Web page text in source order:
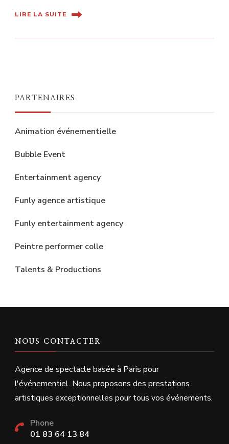
LIRE LA SUITE
PARTENAIRES
Animation événementielle
Bubble Event
Entertainment agency
Funly agence artistique
Funly entertainment agency
Peintre performer colle
Talents & Productions
NOUS CONTACTER
Agence de spectacle basée à Paris pour
l'événementiel. Nous proposons des prestations
artistiques exceptionnelles pour tous vos événements.
Phone
01 83 64 13 84